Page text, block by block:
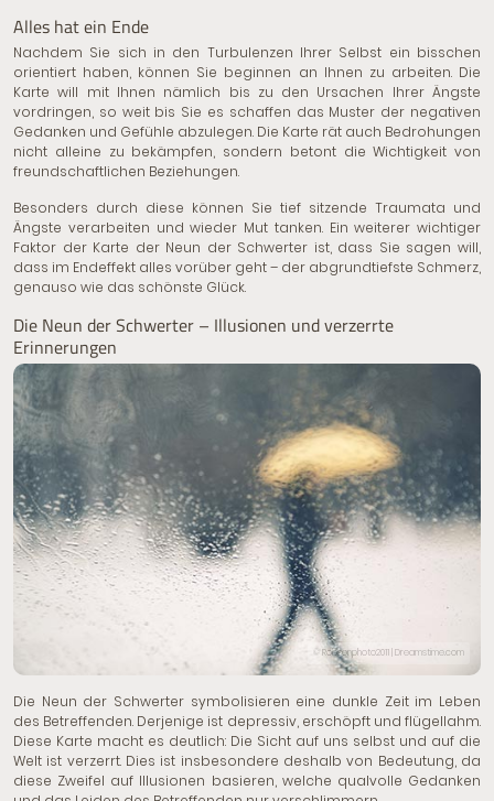
Alles hat ein Ende
Nachdem Sie sich in den Turbulenzen Ihrer Selbst ein bisschen
orientiert haben, können Sie beginnen an Ihnen zu arbeiten. Die
Karte will mit Ihnen nämlich bis zu den Ursachen Ihrer Ängste
vordringen, so weit bis Sie es schaffen das Muster der negativen
Gedanken und Gefühle abzulegen. Die Karte rät auch Bedrohungen
nicht alleine zu bekämpfen, sondern betont die Wichtigkeit von
freundschaftlichen Beziehungen.
Besonders durch diese können Sie tief sitzende Traumata und
Ängste verarbeiten und wieder Mut tanken. Ein weiterer wichtiger
Faktor der Karte der Neun der Schwerter ist, dass Sie sagen will,
dass im Endeffekt alles vorüber geht – der abgrundtiefste Schmerz,
genauso wie das schönste Glück.
Die Neun der Schwerter – Illusionen und verzerrte
Erinnerungen
© Robsonphoto2011 | Dreamstime.com
Die Neun der Schwerter symbolisieren eine dunkle Zeit im Leben
des Betreffenden. Derjenige ist depressiv, erschöpft und flügellahm.
Diese Karte macht es deutlich: Die Sicht auf uns selbst und auf die
Welt ist verzerrt. Dies ist insbesondere deshalb von Bedeutung, da
diese Zweifel auf Illusionen basieren, welche qualvolle Gedanken